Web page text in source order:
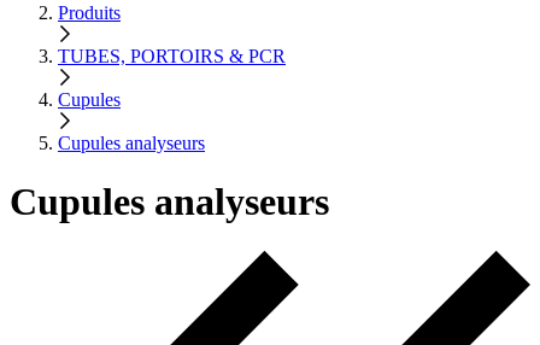
Produits
TUBES, PORTOIRS & PCR
Cupules
Cupules analyseurs
Cupules analyseurs